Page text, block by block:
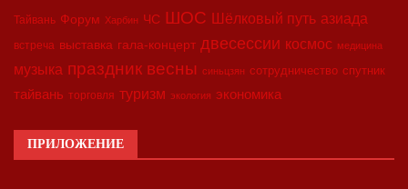
Тайвань Форум Харбин ЧС ШОС Шёлковый путь азиада
встреча выставка гала-концерт двесессии космос медицина
музыка праздник весны синьцзян сотрудничество спутник
тайвань торговля туризм экология экономика
ПРИЛОЖЕНИЕ